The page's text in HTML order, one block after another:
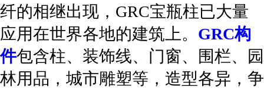
纤的相继出现，GRC宝瓶柱已大量
应用在世界各地的建筑上。 GRC构
件包含柱、装饰线、门窗、围栏、园
林用品，城市雕塑等，造型各异，争